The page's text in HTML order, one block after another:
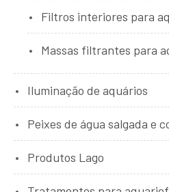
Filtros interiores para
Massas filtrantes para
Iluminação de aquários
Peixes de água salgada e
Produtos Lago